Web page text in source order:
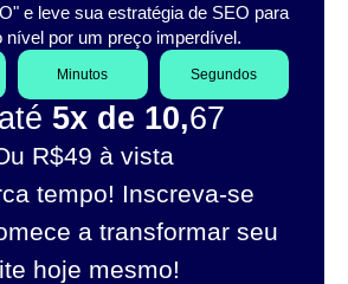
e leve sua estratégia de SEO para
nível por um preço imperdível.
Minutos Segundos
5x de 10,67
R$49 à vista
tempo! Inscreva-se
a transformar seu
hoje mesmo!